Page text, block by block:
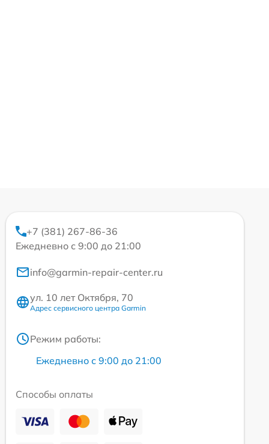
+7 (381) 267-86-36
Ежедневно с 9:00 до 21:00
info@garmin-repair-center.ru
ул. 10 лет Октября, 70
Адрес сервисного центра Garmin
Режим работы:
Ежедневно с 9:00 до 21:00
Способы оплаты